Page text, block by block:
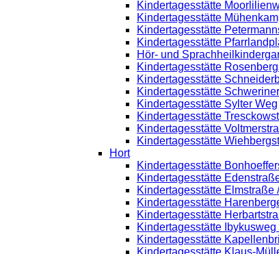
Kindertagesstätte
Kindertagesstätte
Kindertagesstätte
Kindertagesstätte
Hör- und
Kindertagesstätte
Kindertagesstätte
Kindertagesstätte
Kindertagesstätte Sylter Weg
Kindertagesstätte
Kindertagesstätte
Kindertagesstätte
Hort
Kindertagesstätte
Kindertagesstätte
Kindertagesstätte Elmstraße
Kindertagesstätte
Kindertagesstätte
Kindertagesstätte
Kindertagesstätte
Kindertagesstätte Klaus-